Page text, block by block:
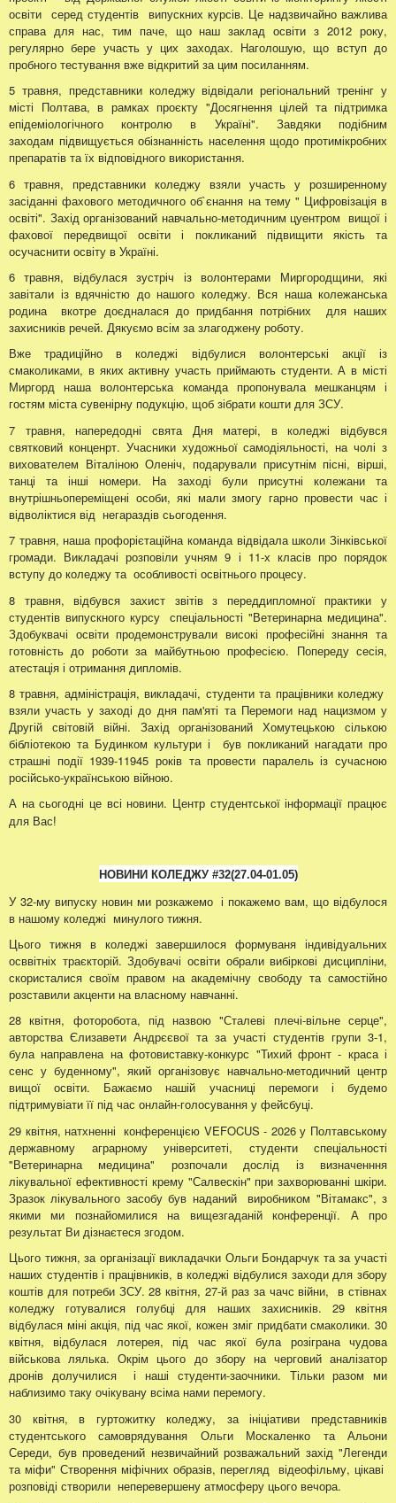
освіти серед студентів випускних курсів. Це надзвичайно важлива
справа для нас, тим паче, що наш заклад освіти з 2012 року,
регулярно бере участь у цих заходах. Наголошую, що вступ до
пробного тестування вже відкритий за цим посиланням.
5 травня, представники коледжу відвідали регіональний тренінг у
місті Полтава, в рамках проєкту "Досягнення цілей та підтримка
епідеміологічного контролю в Україні". Завдяки подібним
заходам підвищується обізнанність населення щодо протимікробних
препаратів та їх відповідного використання.
6 травня, представники коледжу взяли участь у розширенному
засіданні фахового методичного об`єнання на тему " Цифровізація в
освіті". Захід організований навчально-методичним цуентром вищої і
фахової передвищої освіти і покликаний підвищити якість та
осучаснити освіту в Україні.
6 травня, відбулася зустріч із волонтерами Миргородщини, які
завітали із вдячністю до нашого коледжу. Вся наша колежанська
родина вкотре доєдналася до придбання потрібних для наших
захисників речей. Дякуємо всім за злагоджену роботу.
Вже традиційно в коледжі відбулися волонтерські акції із
смаколиками, в яких активну участь приймають студенти. А в місті
Миргорд наша волонтерська команда пропонувала мешканцям і
гостям міста сувенірну подукцію, щоб зібрати кошти для ЗСУ.
7 травня, напередодні свята Дня матері, в коледжі відбувся
святковий конценрт. Учасники художньої самодіяльності, на чолі з
вихователем Віталіною Оленіч, подарували присутнім пісні, вірші,
танці та інші номери. На заході були присутні колежани та
внутрішньопереміщені особи, які мали змогу гарно провести час і
відволіктися від негараздів сьогодення.
7 травня, наша профорієтаційна команда відвідала школи Зінківської
громади. Викладачі розповіли учням 9 і 11-х класів про порядок
вступу до коледжу та особливості освітнього процесу.
8 травня, відбувся захист звітів з переддипломної практики у
студентів випускного курсу спеціальності "Ветеринарна медицина".
Здобуквачі освіти продемонстрували високі професійні знання та
готовність до роботи за майбутньою професією. Попереду сесія,
атестація і отримання дипломів.
8 травня, адміністрація, викладачі, студенти та працівники коледжу
взяли участь у заході до дня пам'яті та Перемоги над нацизмом у
Другій світовій війні. Захід організований Хомутецькою сількою
бібліотекою та Будинком культури і був покликаний нагадати про
страшні події 1939-11945 років та провести паралель із сучасною
російсько-українською війною.
А на сьогодні це всі новини. Центр студентської інформації працює
для Вас!
НОВИНИ КОЛЕДЖУ #32(27.04-01.05)
У 32-му випуску новин ми розкажемо і покажемо вам, що відбулося
в нашому коледжі минулого тижня.
Цього тижня в коледжі завершилося формуваня індивідуальних
осввітніх траєкторій. Здобувачі освіти обрали вибіркові дисципліни,
скористалися своїм правом на академічну свободу та самостійно
розставили акценти на власному навчанні.
28 квітня, фоторобота, під назвою "Сталеві плечі-вільне серце",
авторства Єлизавети Андрєєвої та за участі студентів групи 3-1,
була направлена на фотовиставку-конкурс "Тихий фронт - краса і
сенс у буденному", який організовує навчально-методичний центр
вищої освіти. Бажаємо нашій учасниці перемоги і будемо
підтримувіати її під час онлайн-голосування у фейсбуці.
29 квітня, натхненні конференцією VEFOCUS - 2026 у Полтавському
державному аграрному університеті, студенти спеціальності
"Ветеринарна медицина" розпочали дослід із визначенння
лікувальної ефективності крему "Салвескін" при захворюванні шкіри.
Зразок лікувального засобу був наданий виробником "Вітамакс", з
якими ми познайомилися на вищезгаданій конференції. А про
результат Ви дізнаєтеся згодом.
Цього тижня, за організації викладачки Ольги Бондарчук та за участі
наших студентів і працівників, в коледжі відбулися заходи для збору
коштів для потреби ЗСУ. 28 квітня, 27-й раз за чачс війни, в стівнах
коледжу готувалися голубці для наших захисників. 29 квітня
відбулася міні акція, під час якої, кожен зміг придбати смаколики. 30
квітня, відбулася лотерея, під час якої була розіграна чудова
військова лялька. Окрім цього до збору на черговий аналізатор
дронів долучилися і наші студенти-заочники. Тільки разом ми
наблизимо таку очікувану всіма нами перемогу.
30 квітня, в гуртожитку коледжу, за ініціативи представників
студентського самоврядування Ольги Москаленко та Альони
Середи, був проведений незвичайний розважальний захід "Легенди
та міфи" Створення міфічних образів, перегляд відеофільму, цікаві
розповіді створили неперевершену атмосферу цього вечора.